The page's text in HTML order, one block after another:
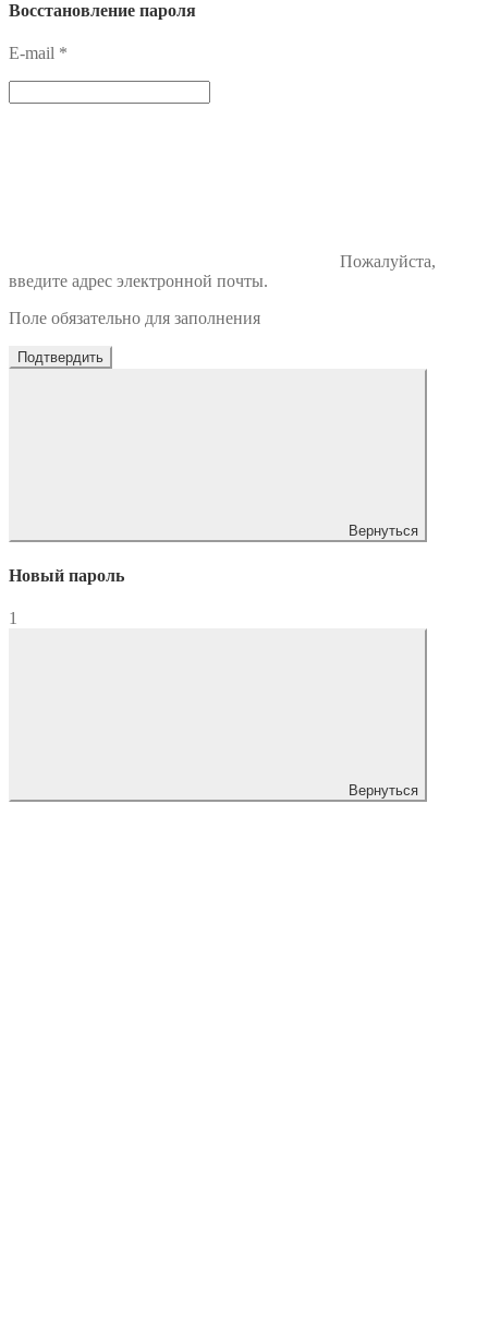
Восстановление пароля
E-mail *
Пожалуйста,
введите адрес электронной почты.
Поле обязательно для заполнения
Подтвердить
Вернуться
Новый пароль
1
Вернуться